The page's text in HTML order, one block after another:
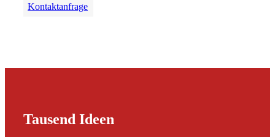
Kontaktanfrage
Tausend Ideen